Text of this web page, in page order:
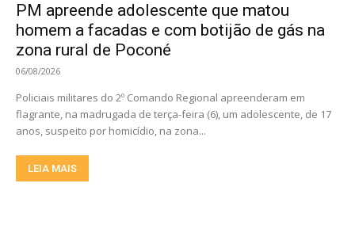
PM apreende adolescente que matou
homem a facadas e com botijão de gás na
zona rural de Poconé
06/08/2026
Policiais militares do 2º Comando Regional apreenderam em
flagrante, na madrugada de terça-feira (6), um adolescente, de 17
anos, suspeito por homicídio, na zona...
LEIA MAIS